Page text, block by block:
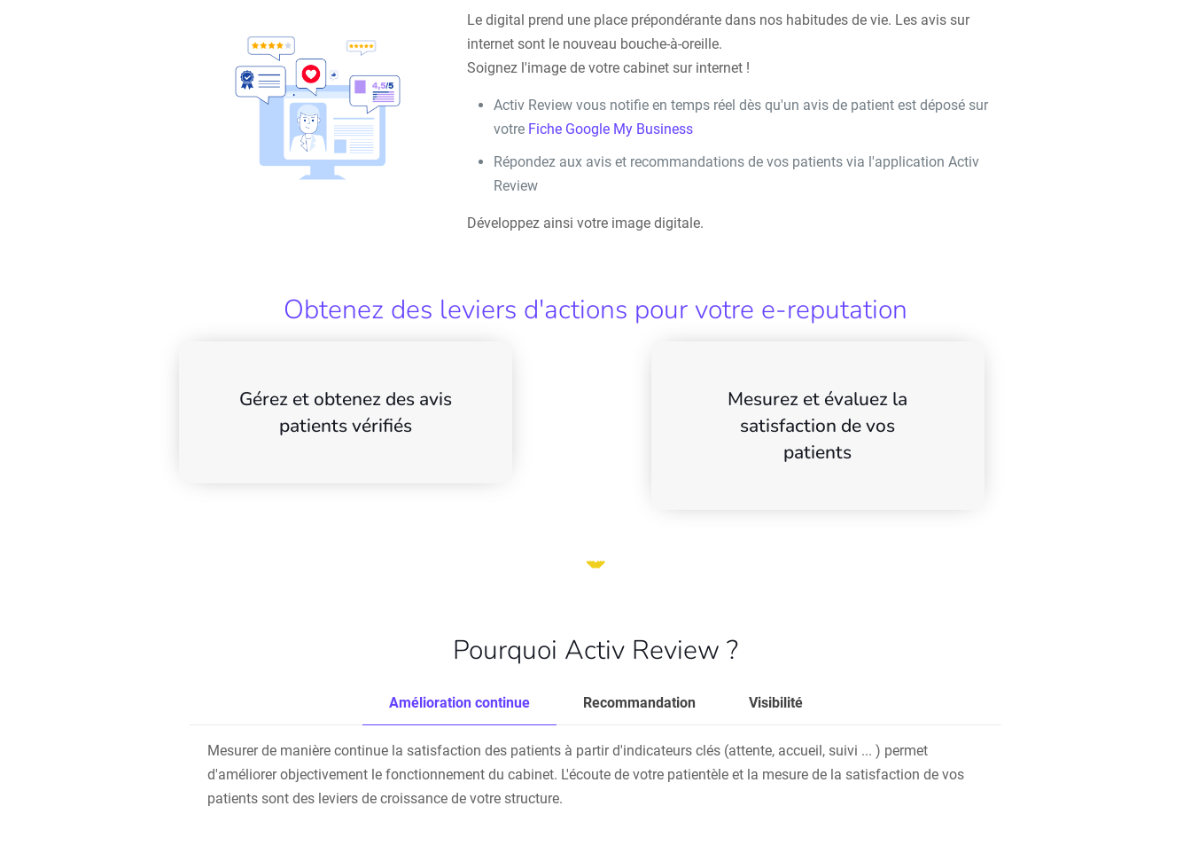
Le digital prend une place prépondérante dans nos habitudes de vie. Les avis sur
internet sont le nouveau bouche-à-oreille.
Soignez l'image de votre cabinet sur internet !
Activ Review vous notifie en temps réel dès qu'un avis de patient est déposé sur
votre Fiche Google My Business
Répondez aux avis et recommandations de vos patients via l'application Activ
Review
Développez ainsi votre image digitale.
Obtenez des leviers d'actions pour votre e-reputation
Gérez et obtenez des avis
patients vérifiés
Mesurez et évaluez la
satisfaction de vos
patients
Pourquoi Activ Review ?
Amélioration continue Recommandation Visibilité
Mesurer de manière continue la satisfaction des patients à partir d'indicateurs clés (attente, accueil, suivi ... ) permet
d'améliorer objectivement le fonctionnement du cabinet. L'écoute de votre patientèle et la mesure de la satisfaction de vos
patients sont des leviers de croissance de votre structure.